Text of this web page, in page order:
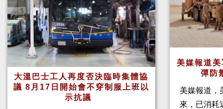
大溫巴士工人再度否決臨時集體協
議 8月17日開始會不穿制服上班以
示抗議
美媒報道
彈防
美媒報道，
來，已消耗